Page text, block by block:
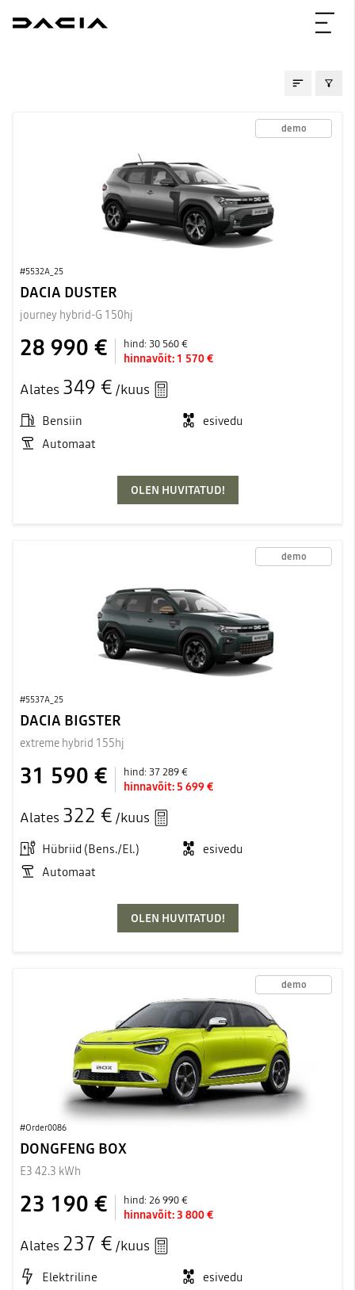
demo
#5532A_25
DACIA DUSTER
journey hybrid-G 150hj
28 990 € hind:30 560 €
hinnavõit: 1 570 €
Alates 349 € /kuus
Bensiin
esivedu
Automaat
OLEN HUVITATUD!
demo
#5537A_25
DACIA BIGSTER
extreme hybrid 155hj
31 590 € hind:37 289 €
hinnavõit: 5 699 €
Alates 322 € /kuus
Hübriid (Bens./El.)
esivedu
Automaat
OLEN HUVITATUD!
demo
#Order0086
DONGFENG BOX
E3 42.3 kWh
23 190 € hind:26 990 €
hinnavõit:3 800 €
Alates 237 € /kuus
Elektriline
esivedu